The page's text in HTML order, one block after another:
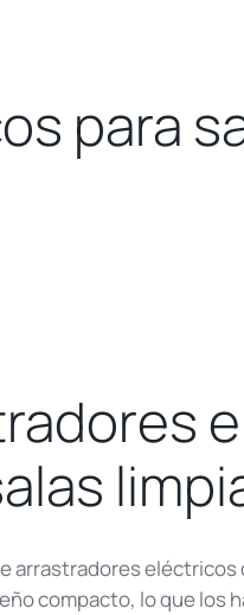
para
arrastradores eléctricos
compacto, lo que los